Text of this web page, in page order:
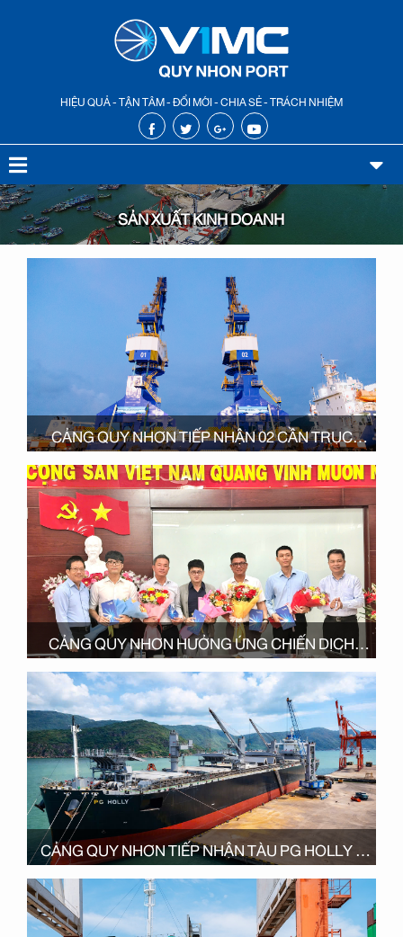
HIỆU QUẢ - TẬN TÂM - ĐỔI MỚI - CHIA SẺ - TRÁCH NHIỆM
SẢN XUẤT KINH DOANH
CẢNG QUY NHƠN TIẾP NHẬN 02 CẦN TRỤC
QUAY ĐA NĂNG THẾ HỆ MỚI, NÂNG CAO NĂNG
LỰC KHAI THÁC
CẢNG QUY NHƠN HƯỞNG ỨNG CHIẾN DỊCH
“VIMC BỨT PHÁ – 40 NGÀY THẦN TỐC”
CẢNG QUY NHƠN TIẾP NHẬN TÀU PG HOLLY –
DẤU MỐC NÂNG CAO NĂNG LỰC LOGISTICS VÀ
HỢP TÁC CHUỖI GIÁ TRỊ NGUYÊN LIỆU THỨC ĂN
CHĂN NUÔI